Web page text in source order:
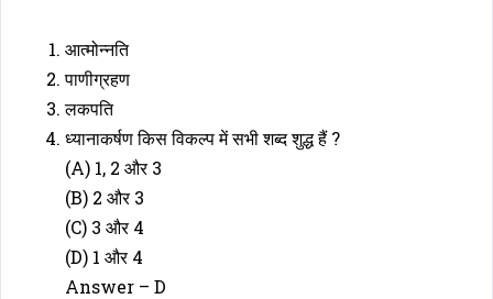
आत्मोन्नति
पाणीग्रहण
लकपति
ध्यानाकर्षण किस विकल्प में सभी शब्द शुद्ध हैं ?
(A) 1, 2 और 3
(B) 2 और 3
(C) 3 और 4
(D) 1 और 4
Answer – D